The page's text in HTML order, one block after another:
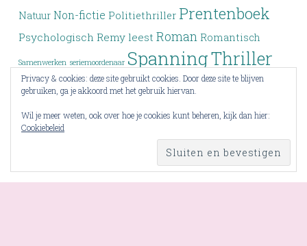
Natuur Non-fictie Politiethriller Prentenboek
Psychologisch Remy leest Roman Romantisch
Samenwerken seriemoordenaar SpanningThriller
Tieners Top 3 Top drie Verdwijning Verleden Verlies
Voorlezen Vriendschap Wraak Wrap-up YA
Young Adult
Privacy & cookies: deze site gebruikt cookies. Door deze site te blijven
gebruiken, ga je akkoord met het gebruik hiervan.
Wil je meer weten, ook over hoe je cookies kunt beheren, kijk dan hier:
Cookiebeleid